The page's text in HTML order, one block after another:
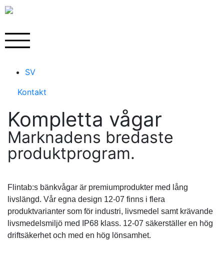
SV
Kontakt
Kompletta vågar
Marknadens bredaste
produktprogram.
Flintab:s bänkvågar är premiumprodukter med lång
livslängd. Vår egna design 12-07 finns i flera
produktvarianter som för industri, livsmedel samt krävande
livsmedelsmiljö med IP68 klass. 12-07 säkerställer en hög
driftsäkerhet och med en hög lönsamhet.